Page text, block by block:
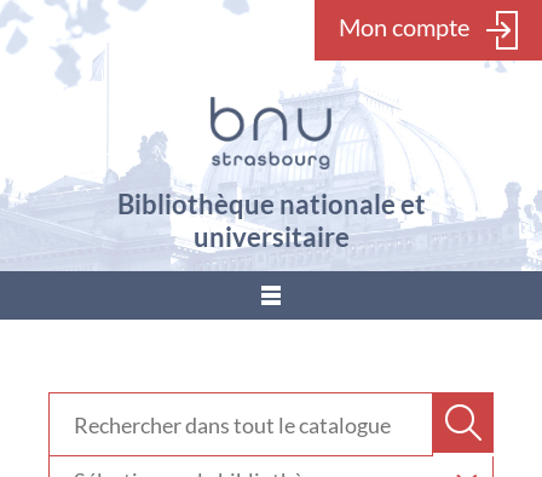
Mon compte
Bibliothèque nationale et
universitaire
???